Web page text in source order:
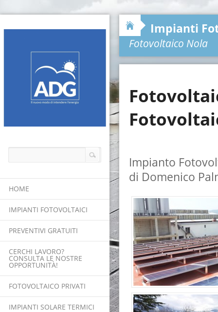
HOME
IMPIANTI FOTOVOLTAICI
PREVENTIVI GRATUITI
CERCHI LAVORO?
CONSULTA LE NOSTRE
OPPORTUNITÀ!
FOTOVOLTAICO PRIVATI
IMPIANTI SOLARE TERMICI
Impianti
Fotovoltaico Nola
Impianto
di Domenico